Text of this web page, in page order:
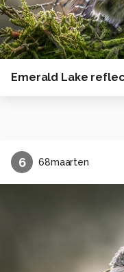
Emerald Lake
6 68maarten